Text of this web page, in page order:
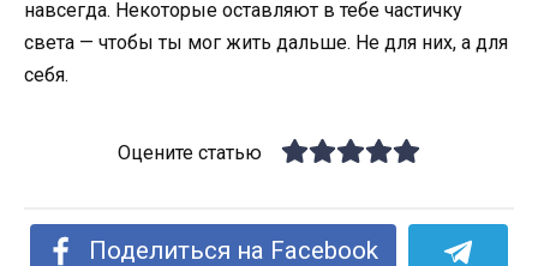
навсегда. Некоторые оставляют в тебе частичку
света — чтобы ты мог жить дальше. Не для них, а для
себя.
Оцените статью
Поделиться на Facebook